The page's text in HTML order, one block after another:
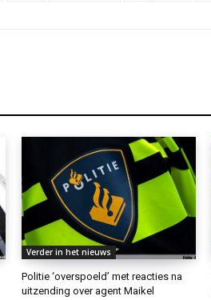
Verder in het nieuws
Politie ‘overspoeld’ met reacties na
uitzending over agent Maikel